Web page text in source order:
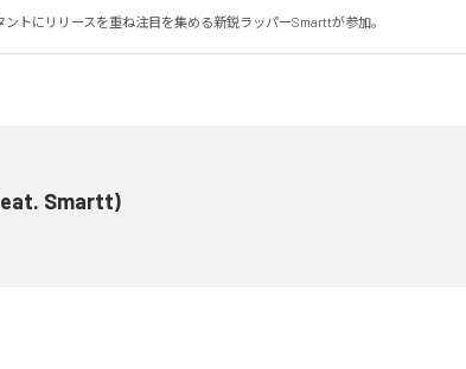
トにリリースを重ね注目を集める新鋭ラッパーSmarttが参加。
Smartt)